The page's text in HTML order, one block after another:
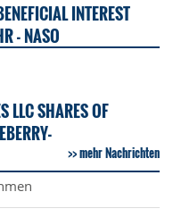
INTEREST
- NASO
LLC SHARES OF
mehr Nachrichten